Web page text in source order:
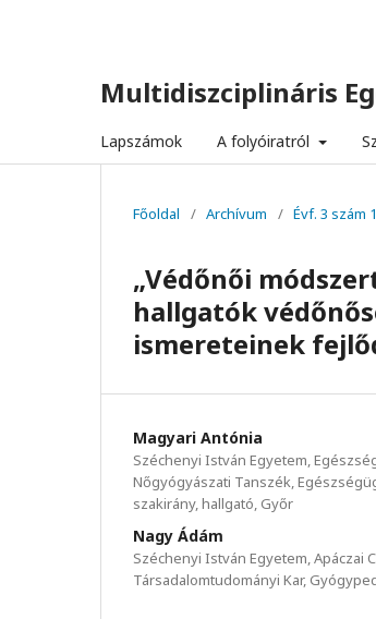
Multidiszciplináris
Lapszámok A folyóiratról
Főoldal / Archívum / Évf. 3 szám
„Védőnői
hallgatók
ismereteinek
Magyari Antónia
Széchenyi István Egyetem,
Nőgyógyászati Tanszék,
szakirány, hallgató, Győr
Nagy Ádám
Széchenyi István Egyetem, Apáczai
Társadalomtudományi Kar,